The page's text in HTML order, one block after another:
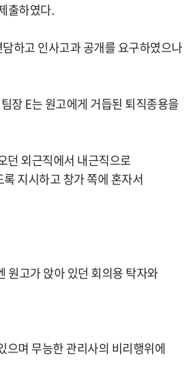
출하였다.
하고 인사고과 공개를 요구하였으나
장 E는 원고에게 거듭된 퇴직종용을
던 외근직에서 내근직으로
지시하고 창가 쪽에 혼자서
원고가 앉아 있던 회의용 탁자와
으며 무능한 관리사의 비리행위에